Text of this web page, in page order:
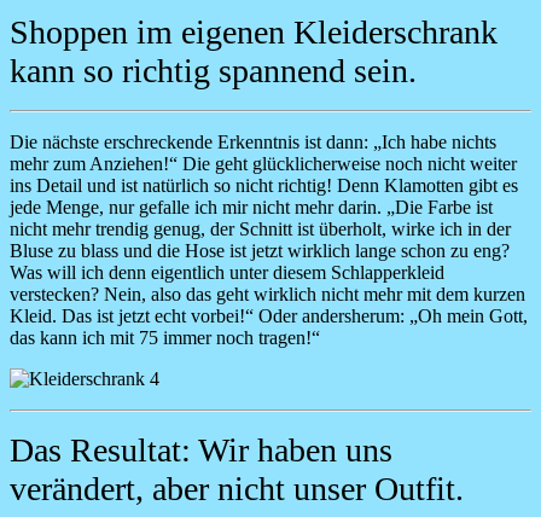
Shoppen im eigenen Kleiderschrank
kann so richtig spannend sein.
Die nächste erschreckende Erkenntnis ist dann: „Ich habe nichts
mehr zum Anziehen!“ Die geht glücklicherweise noch nicht weiter
ins Detail und ist natürlich so nicht richtig! Denn Klamotten gibt es
jede Menge, nur gefalle ich mir nicht mehr darin. „Die Farbe ist
nicht mehr trendig genug, der Schnitt ist überholt, wirke ich in der
Bluse zu blass und die Hose ist jetzt wirklich lange schon zu eng?
Was will ich denn eigentlich unter diesem Schlapperkleid
verstecken? Nein, also das geht wirklich nicht mehr mit dem kurzen
Kleid. Das ist jetzt echt vorbei!“ Oder andersherum: „Oh mein Gott,
das kann ich mit 75 immer noch tragen!“
Image
Das Resultat: Wir haben uns
verändert, aber nicht unser Outfit.